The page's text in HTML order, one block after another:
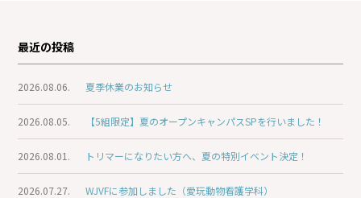
最近の投稿
2026.08.06. 夏季休業のお知らせ
2026.08.05. 【5組限定】夏のオープンキャンパスSPを行いました！
2026.08.01. トリマーになりたい方へ、夏の特別イベント決定！
2026.07.27. WJVFに参加しました（愛玩動物看護学科）